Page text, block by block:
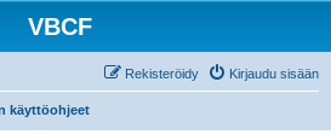
VBCF
Kirjaudu sisään
Rekisteröidy
käyttöohjeet